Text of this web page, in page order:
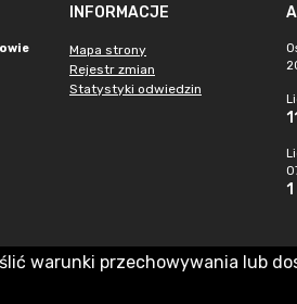
INFORMACJE
Mapa strony
Rejestr zmian
Statystyki odwiedzin
warunki przechowywania lub